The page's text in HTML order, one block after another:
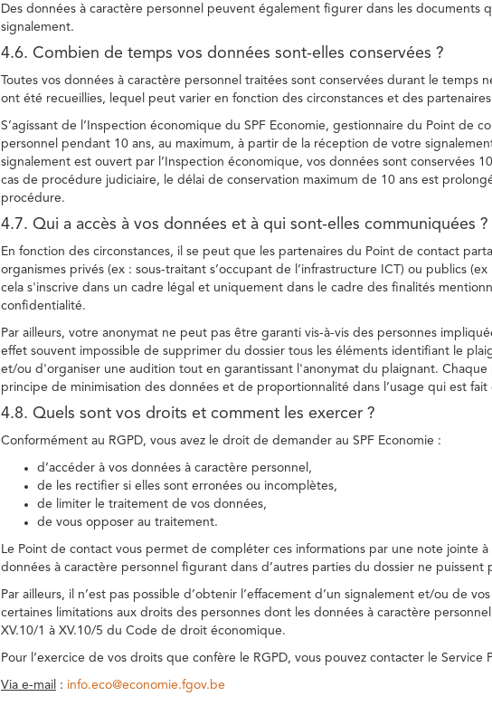
Des données à caractère personnel peuvent également figurer dans les documents
signalement.
4.6. Combien de temps vos données sont-elles conservées ?
Toutes vos données à caractère personnel traitées sont conservées durant le temps
ont été recueillies, lequel peut varier en fonction des circonstances et des
S’agissant de l’Inspection économique du SPF Economie, gestionnaire du Point de
personnel pendant 10 ans, au maximum, à partir de la réception de votre
signalement est ouvert par l’Inspection économique, vos données sont conservées
cas de procédure judiciaire, le délai de conservation maximum de 10 ans est
procédure.
4.7. Qui a accès à vos données et à qui sont-elles communiquées ?
En fonction des circonstances, il se peut que les partenaires du Point de contact
organismes privés (ex : sous-traitant s’occupant de l’infrastructure ICT) ou publics
cela s'inscrive dans un cadre légal et uniquement dans le cadre des finalités
confidentialité.
Par ailleurs, votre anonymat ne peut pas être garanti vis-à-vis des personnes
effet souvent impossible de supprimer du dossier tous les éléments identifiant le
et/ou d'organiser une audition tout en garantissant l'anonymat du plaignant.
principe de minimisation des données et de proportionnalité dans l’usage qui est fait
4.8. Quels sont vos droits et comment les exercer ?
Conformément au RGPD, vous avez le droit de demander au SPF Economie :
d’accéder à vos données à caractère personnel,
de les rectifier si elles sont erronées ou incomplètes,
de limiter le traitement de vos données,
de vous opposer au traitement.
Le Point de contact vous permet de compléter ces informations par une note jointe
données à caractère personnel figurant dans d’autres parties du dossier ne puissent
Par ailleurs, il n’est pas possible d’obtenir l’effacement d’un signalement et/ou de
certaines limitations aux droits des personnes dont les données à caractère
XV.10/1 à XV.10/5 du Code de droit économique.
Pour l’exercice de vos droits que confère le RGPD, vous pouvez contacter le Service
Via e-mail : info.eco@economie.fgov.be